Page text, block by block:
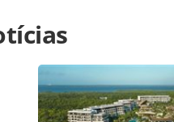
noticia-
de-contas-em-
produzido pela
direito autoral. Não